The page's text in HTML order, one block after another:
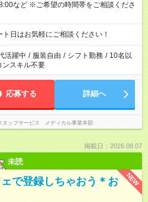
など ※ご希望の時間帯をご相談くださ
日はお気軽にご相談ください！
活躍中 / 服装自由 / シフト勤務 / 10名以
ンスキル不要
応募する 詳細へ
タッフサービス メディカル事業本部
掲載日：2026.08.07
未読
NEW
で登録しちゃおう＊お